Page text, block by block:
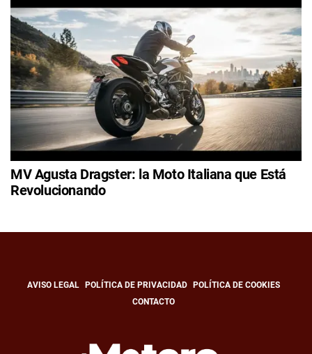
MV Agusta Dragster: la Moto Italiana que Está
Revolucionando
AVISO LEGAL POLÍTICA DE PRIVACIDAD
POLÍTICA DE COOKIES
CONTACTO